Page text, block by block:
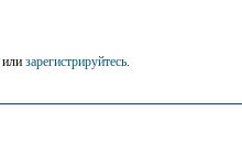
или зарегистрируйтесь.